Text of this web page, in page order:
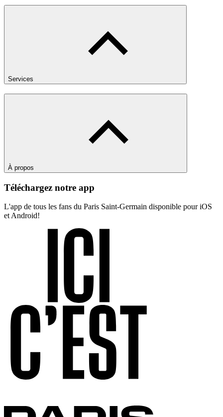
Services
À propos
Téléchargez notre app
L'app de tous les fans du Paris Saint-Germain disponible pour iOS
et Android!